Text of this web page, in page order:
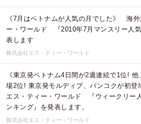
《7月はベトナムが人気の月でした》 海
ー・ワールド 『2010年7月マンスリー人
表します
株式会社エス・ティー・ワールド
《東京発ベトナム4日間が2週連続で1位!
場2位! 東京発モルディブ、バンコクが初
エス・ティー・ワールド 『ウィークリー
ンキング』を発表します。
株式会社エス・ティー・ワールド